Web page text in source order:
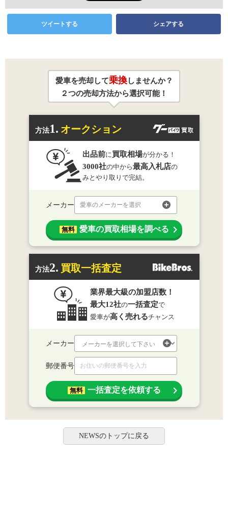
ツイートする シェアする
愛車を売却して乗換しませんか？
２つの売却方法から選択可能！
方法1. オークション
出品前に買取相場が分かる！
3000社の中から最高入札店の
みとやり取りで完結。
メーカー 愛車のメーカーを選択
無料 愛車の買取相場を調べる
方法2. 買取一括査定
業界最大級の加盟店数！
最大12社の一括査定で
愛車が高く売れるチャンス
メーカー
郵便番号
無料 一括査定を依頼する
NEWSのトップに戻る